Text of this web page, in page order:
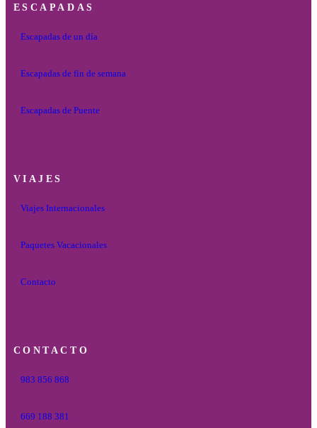
ESCAPADAS
Escapadas de un día
Escapadas de fin de semana
Escapadas de Puente
VIAJES
Viajes Internacionales
Paquetes Vacacionales
Contacto
CONTACTO
983 856 868
669 188 381